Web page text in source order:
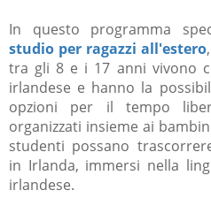
In questo programma
studio per ragazzi all'estero
tra gli 8 e i 17 anni vivono
irlandese e hanno la
opzioni per il tempo
organizzati insieme ai
studenti possano
in Irlanda, immersi nella
irlandese.